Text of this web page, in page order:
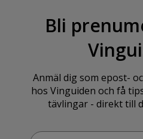
Bli
Anmäl dig som epost-
hos Vinguiden och få
tävlingar - direkt till